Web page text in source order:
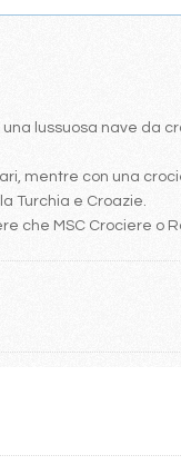
lussuosa nave da
mentre con una
Turchia e Croazie.
che MSC Crociere o